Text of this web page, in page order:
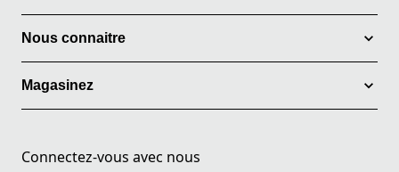
Nous connaitre
Magasinez
Connectez-vous avec nous